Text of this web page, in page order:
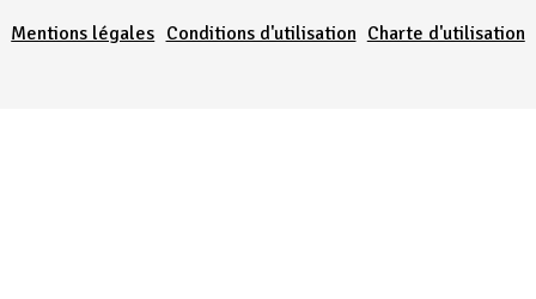
Mentions légales Conditions d'utilisation Charte d'utilisation